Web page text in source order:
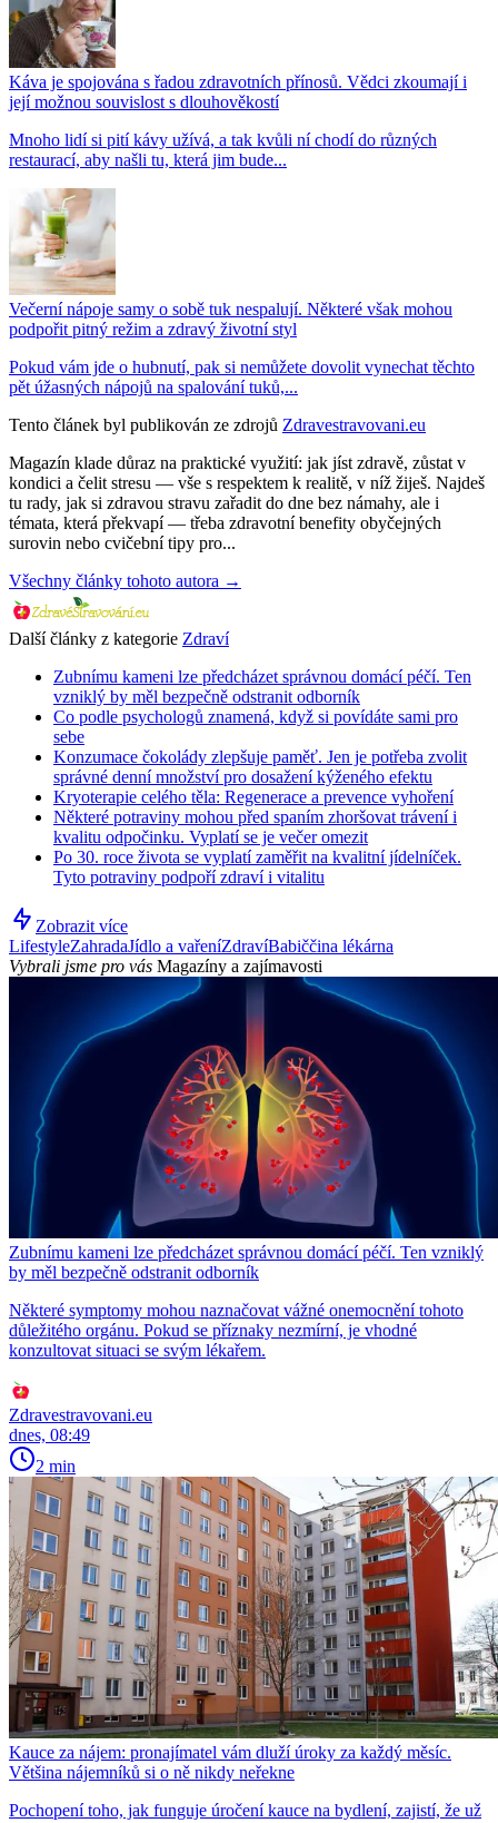
Káva je spojována s řadou zdravotních přínosů. Vědci zkoumají i
její možnou souvislost s dlouhověkostí
Mnoho lidí si pití kávy užívá, a tak kvůli ní chodí do různých
restaurací, aby našli tu, která jim bude...
Večerní nápoje samy o sobě tuk nespalují. Některé však mohou
podpořit pitný režim a zdravý životní styl
Pokud vám jde o hubnutí, pak si nemůžete dovolit vynechat těchto
pět úžasných nápojů na spalování tuků,...
Tento článek byl publikován ze zdrojů Zdravestravovani.eu
Magazín klade důraz na praktické využití: jak jíst zdravě, zůstat v
kondici a čelit stresu — vše s respektem k realitě, v níž žiješ. Najdeš
tu rady, jak si zdravou stravu zařadit do dne bez námahy, ale i
témata, která překvapí — třeba zdravotní benefity obyčejných
surovin nebo cvičební tipy pro...
Všechny články tohoto autora →
Další články z kategorie Zdraví
Zubnímu kameni lze předcházet správnou domácí péčí. Ten
vzniklý by měl bezpečně odstranit odborník
Co podle psychologů znamená, když si povídáte sami pro
sebe
Konzumace čokolády zlepšuje paměť. Jen je potřeba zvolit
správné denní množství pro dosažení kýženého efektu
Kryoterapie celého těla: Regenerace a prevence vyhoření
Některé potraviny mohou před spaním zhoršovat trávení i
kvalitu odpočinku. Vyplatí se je večer omezit
Po 30. roce života se vyplatí zaměřit na kvalitní jídelníček.
Tyto potraviny podpoří zdraví i vitalitu
Zobrazit více
LifestyleZahradaJídlo a vařeníZdravíBabiččina lékárna
Vybrali jsme pro vás Magazíny a zajímavosti
Zubnímu kameni lze předcházet správnou domácí péčí. Ten vzniklý
by měl bezpečně odstranit odborník
Některé symptomy mohou naznačovat vážné onemocnění tohoto
důležitého orgánu. Pokud se příznaky nezmírní, je vhodné
konzultovat situaci se svým lékařem.
Zdravestravovani.eu
dnes, 08:49
2 min
Kauce za nájem: pronajímatel vám dluží úroky za každý měsíc.
Většina nájemníků si o ně nikdy neřekne
Pochopení toho, jak funguje úročení kauce na bydlení, zajistí, že už